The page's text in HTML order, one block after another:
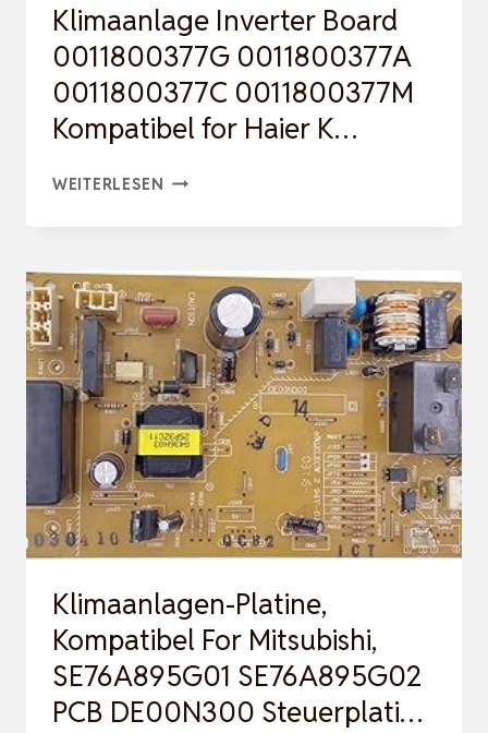
Klimaanlage Inverter Board
0011800377G 0011800377A
0011800377C 0011800377M
Kompatibel for Haier K…
WEITERLESEN KLIMAANLAGE
0011800377G
0011800377A
0011800377C
0011800377M
KOMPATIBEL
FOR
HAIER
K…
Klimaanlagen-Platine,
Kompatibel For Mitsubishi,
SE76A895G01 SE76A895G02
PCB DE00N300 Steuerplati…